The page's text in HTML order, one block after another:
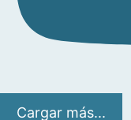
Cargar más...